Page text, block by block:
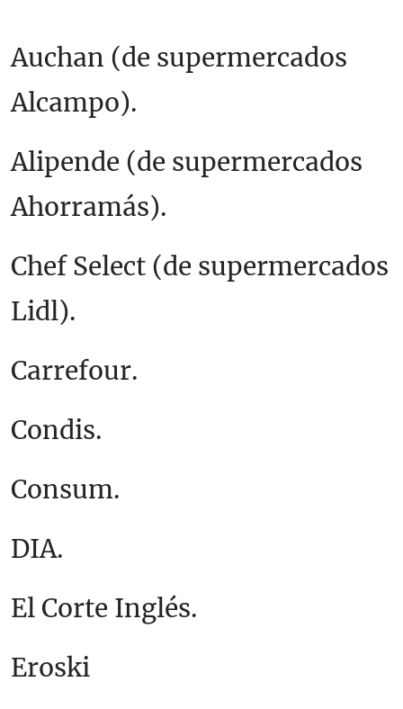
Auchan (de supermercados
Alcampo).
Alipende (de supermercados
Ahorramás).
Chef Select (de supermercados
Lidl).
Carrefour.
Condis.
Consum.
DIA.
El Corte Inglés.
Eroski